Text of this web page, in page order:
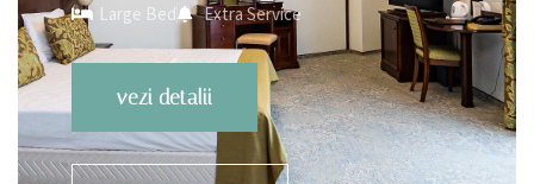
Large Bed Extra Service
vezi detalii